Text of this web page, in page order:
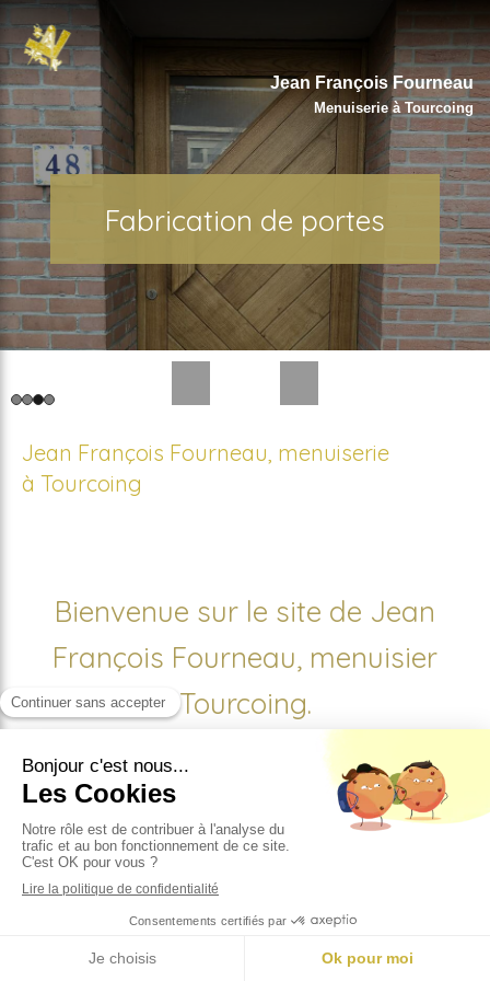
Jean François Fourneau
Menuiserie à Tourcoing
Menuiserie générale
Fabrication de fenêtre
Fabrication de portes
mesure
Jean François Fourneau, menuiserie
à Tourcoing
Bienvenue sur le site de Jean
François Fourneau, menuisier
Tourcoing.
La maison fourneau a été créé en 1921. Menuisiers de
père en fils, Jean François et son équipe sont à votre
service pour réaliser tous vos travaux sur mesure
autour du bois dans leur atelier, à
Tourcoing
Après un apprentissage de 4 ans chez les
compagnons du devoir en normandie et en champagne,
je me suis forgé une expérience plus individuelle aux
familiale pendant 8 ans pour acquérir leurs